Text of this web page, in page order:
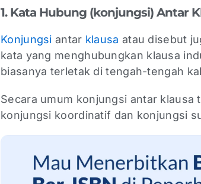
1. Kata Hubung (konjungsi) Antar
Konjungsi antar klausa atau disebut
kata yang menghubungkan klausa
biasanya terletak di tengah-tengah
Secara umum konjungsi antar klausa
konjungsi koordinatif dan konjungsi